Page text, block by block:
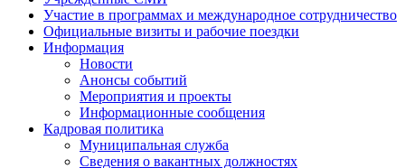
Участие в программах и международное сотрудничество
Официальные визиты и рабочие поездки
Информация
Новости
Анонсы событий
Мероприятия и проекты
Информационные сообщения
Кадровая политика
Муниципальная служба
Сведения о вакантных должностях